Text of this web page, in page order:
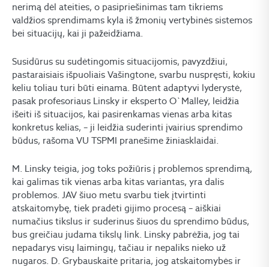
nerimą dėl ateities, o pasipriešinimas tam tikriems
valdžios sprendimams kyla iš žmonių vertybinės sistemos
bei situacijų, kai ji pažeidžiama.
Susidūrus su sudėtingomis situacijomis, pavyzdžiui,
pastaraisiais išpuoliais Vašingtone, svarbu nuspręsti, kokiu
keliu toliau turi būti einama. Būtent adaptyvi lyderystė,
pasak profesoriaus Linsky ir eksperto O`Malley, leidžia
išeiti iš situacijos, kai pasirenkamas vienas arba kitas
konkretus kelias, – ji leidžia suderinti įvairius sprendimo
būdus, rašoma VU TSPMI pranešime žiniasklaidai.
M. Linsky teigia, jog toks požiūris į problemos sprendimą,
kai galimas tik vienas arba kitas variantas, yra dalis
problemos. JAV šiuo metu svarbu tiek įtvirtinti
atskaitomybę, tiek pradėti gijimo procesą – aiškiai
numačius tikslus ir suderinus šiuos du sprendimo būdus,
bus greičiau judama tikslų link. Linsky pabrėžia, jog tai
nepadarys visų laimingų, tačiau ir nepaliks nieko už
nugaros. D. Grybauskaitė pritaria, jog atskaitomybės ir